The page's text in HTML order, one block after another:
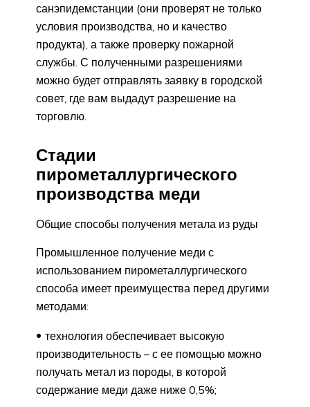
санэпидемстанции (они проверят не только
условия производства, но и качество
продукта), а также проверку пожарной
службы. С полученными разрешениями
можно будет отправлять заявку в городской
совет, где вам выдадут разрешение на
торговлю.
Стадии
пирометаллургического
производства меди
Общие способы получения метала из руды
Промышленное получение меди с
использованием пирометаллургического
способа имеет преимущества перед другими
методами:
технология обеспечивает высокую
производительность – с ее помощью можно
получать метал из породы, в которой
содержание меди даже ниже 0,5%;